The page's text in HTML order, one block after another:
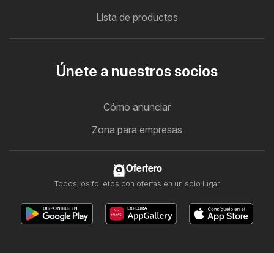
Lista de productos
Únete a nuestros socios
Cómo anunciar
Zona para empresas
Ofertero
Todos los folletos con ofertas en un solo lugar